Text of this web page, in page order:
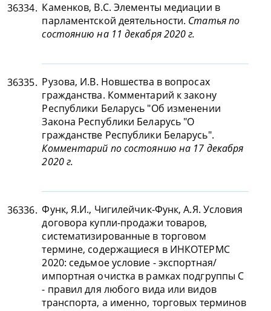
36334. Каменков, В.С. Элементы медиации в
парламентской деятельности. Статья по
состоянию на 11 декабря 2020 г.
36335. Рузова, И.В. Новшества в вопросах
гражданства. Комментарий к закону
Республики Беларусь "Об изменении
Закона Республики Беларусь "О
гражданстве Республики Беларусь".
Комментарий по состоянию на 17 декабря
2020 г.
36336. Функ, Я.И., Чигилейчик-Функ, А.Я. Условия
договора купли-продажи товаров,
систематизированные в торговом
термине, содержащиеся в ИНКОТЕРМС
2020: седьмое условие - экспортная/
импортная очистка в рамках подгруппы С
- правил для любого вида или видов
транспорта, а именно, торговых терминов